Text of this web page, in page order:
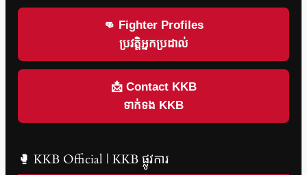
👊 Fighter Profiles
ប្រវត្តិអ្នកប្រដាល់
📩 Contact KKB
ទាក់ទង KKB
🥊 KKB Official | KKB ផ្លូវការ